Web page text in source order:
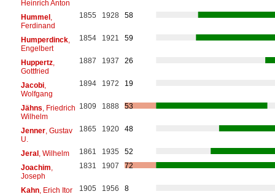
Heinrich Anton
Hummel,
Ferdinand
1855 1928 58
Humperdinck,
Engelbert
1854 1921 59
Huppertz,
Gottfried
1887 1937 26
Jacobi,
Wolfgang
1894 1972 19
Jähns , Friedrich
Wilhelm
1809 1888 53
Jenner, Gustav
U.
1865 1920 48
Jeral, Wilhelm 1861 1935
52
Joachim
Joseph
1831 1907 72
Kahn, Erich Itor 1905 1956
8